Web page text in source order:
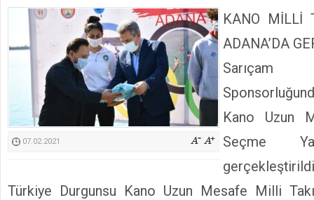
BÖLGEMİZ ÇUKUROVA’DA 2019 YILI PAMUK
İyi Parti Yüreğir İlçe Başkanı Enis Akyürek
Kimyasallardan Koruma Derneği Başkanı Cennet Çelik
07.02.2021
KANO MİLLİ
ADANA’DA
Kano Uzun
Seçme
Türkiye Durgunsu Kano Uzun Mesafe Milli